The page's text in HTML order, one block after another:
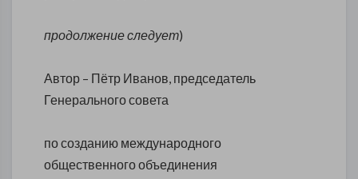
продолжение следует)
Автор – Пётр Иванов, председатель
Генерального совета
по созданию международного
общественного объединения